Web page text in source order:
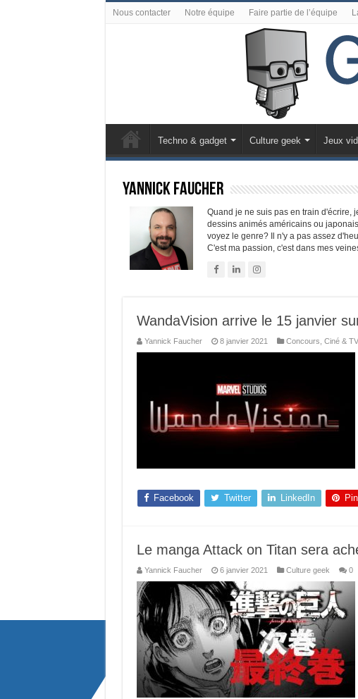
Nous contacter Notre équipe Faire partie de l’équipe
Techno & gadget Culture geek Jeux
Yannick Faucher
Quand je ne suis pas en train d'écrire,
dessins animés américains ou
voyez le genre? Il n'y a pas assez
C'est ma passion, c'est dans mes
WandaVision arrive le 15 janvier
Yannick Faucher 8 janvier 2021 Concours Ciné & TV
Facebook Twitter LinkedIn
Le manga Attack on Titan sera
Yannick Faucher 6 janvier 2021 Culture geek 0